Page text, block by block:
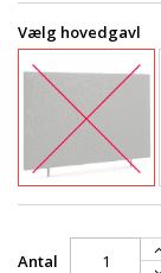
Vælg hovedgavl
Antal